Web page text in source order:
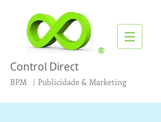
Control Direct
BPM / Publicidade & Marketing
®